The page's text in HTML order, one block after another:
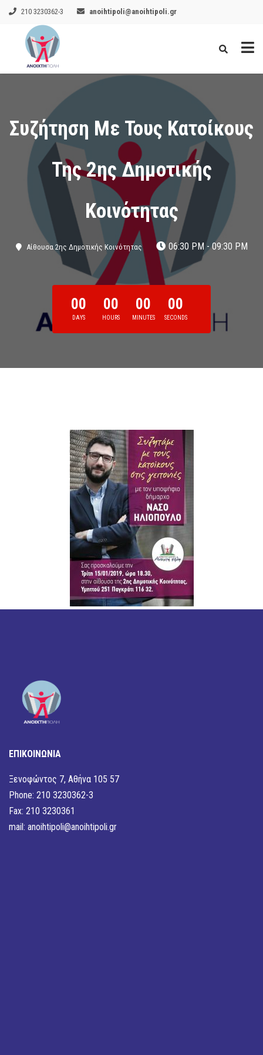
210 3230362-3 anoihtipoli@anoihtipoli.gr
Συζήτηση Με Τους Κατοίκους
Της 2ης Δημοτικής
Κοινότητας
Αίθουσα 2ης Δημοτικής Κοινότητας 06:30 PM - 09:30 PM
00
DAYS
00
HOURS
00
MINUTES
00
SECONDS
ΕΠΙΚΟΙΝΩΝΙΑ
Ξενοφώντος 7, Αθήνα 105 57
Phone: 210 3230362-3
Fax: 210 3230361
mail: anoihtipoli@anoihtipoli.gr